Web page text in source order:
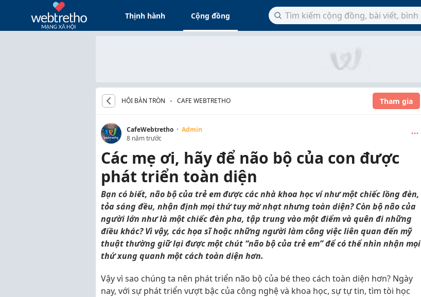
Thịnh hành Cộng đồng
HỘI BÀN TRÒN CAFE WEBTRETHO Tham gia
CafeWebtretho · Admin
8 năm trước
Các mẹ ơi, hãy để não bộ của con được
phát triển toàn diện
Bạn có biết, não bộ của trẻ em được các nhà khoa học ví như một chiếc lồng đèn,
tỏa sáng đều, nhận định mọi thứ tuy mờ nhạt nhưng toàn diện? Còn bộ não của
người lớn như là một chiếc đèn pha, tập trung vào một điểm và quên đi những
điều khác? Vì vậy, các họa sĩ hoặc những người làm công việc liên quan đến mỹ
thuật thường giữ lại được một chút “não bộ của trẻ em” để có thể nhìn nhận mọi
thứ xung quanh một cách toàn diện hơn.
Vậy vì sao chúng ta nên phát triển não bộ của bé theo cách toàn diện hơn? Ngày
nay, với sự phát triển vượt bậc của công nghệ và khoa học, sự tự tin, tìm tòi học